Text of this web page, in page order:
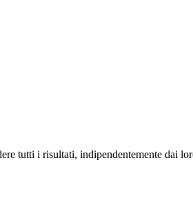
tutti i risultati, indipendentemente dai